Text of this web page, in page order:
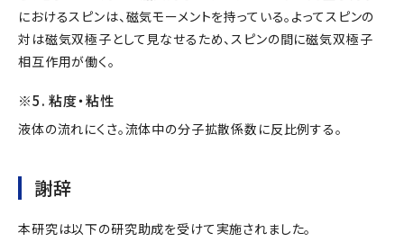
におけるスピンは、磁気モーメントを持っている。よってスピンの
対は磁気双極子として見なせるため、スピンの間に磁気双極子
相互作用が働く。
※5. 粘度・粘性
液体の流れにくさ。流体中の分子拡散係数に反比例する。
謝辞
本研究は以下の研究助成を受けて実施されました。